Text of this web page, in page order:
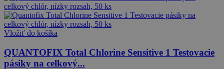
Vložiť do košíka
QUANTOFIX Total Chlorine Sensitive 1 Testovacie
pásiky na celkový...